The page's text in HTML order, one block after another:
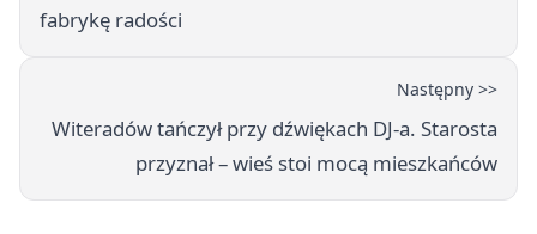
fabrykę radości
Następny >>
Witeradów tańczył przy dźwiękach DJ-a. Starosta
przyznał – wieś stoi mocą mieszkańców